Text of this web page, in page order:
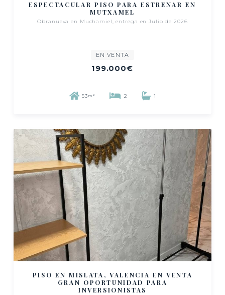
ESPECTACULAR PISO PARA ESTRENAR EN
MUTXAMEL
Obranueva en Muchamiel, entrega en Julio de 2026
EN VENTA
199.000€
53 m² 2 1
PISO EN MISLATA, VALENCIA EN VENTA
GRAN OPORTUNIDAD PARA
INVERSIONISTAS